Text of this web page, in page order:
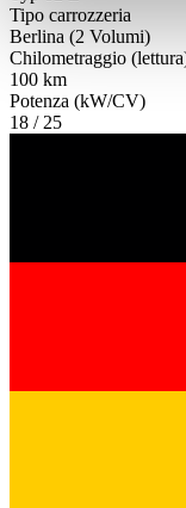
weiteren Daten
haben oder die sie
gesammelt haben.
Tipo carrozzeria
Berlina (2 Volumi)
Chilometraggio
100 km
Potenza (kW/CV)
18 / 25